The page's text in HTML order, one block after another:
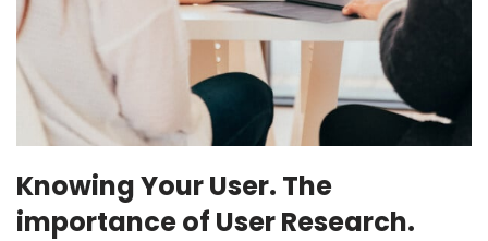
Knowing Your User. The
importance of User Research.